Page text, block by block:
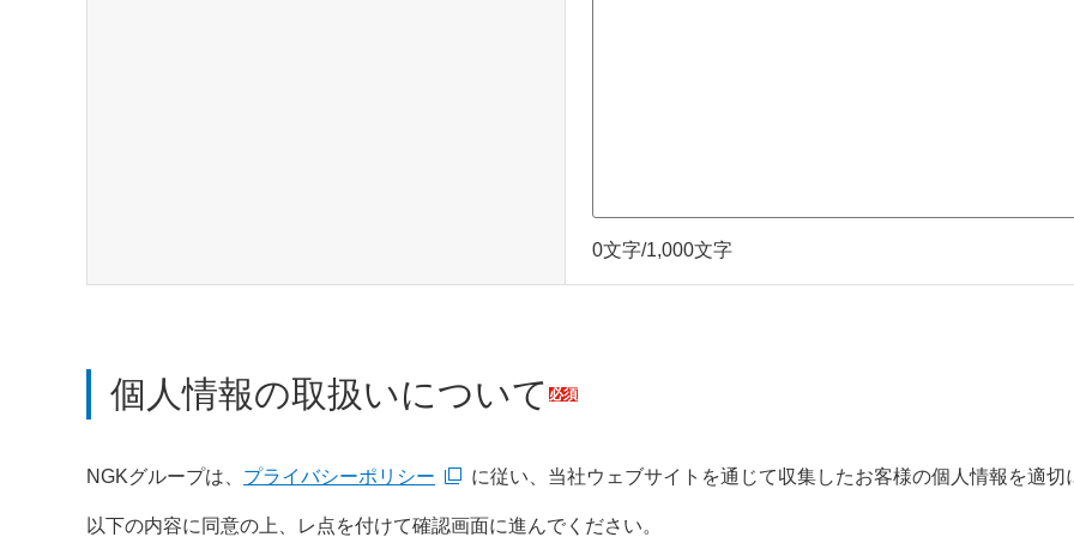
0文字/1,000文字
個人情報の取扱いについて 必須
NGKグループは、 プライバシーポリシー
に従い、当社ウェブサイトを通じて収集したお客様の個人情報を適切
以下の内容に同意の上、レ点を付けて確認画面に進んでください。